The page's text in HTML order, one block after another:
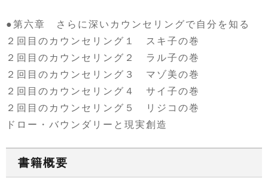
●第六章 さらに深いカウンセリングで自分を知る
２回目のカウンセリング１ スキ子の巻
２回目のカウンセリング２ ラル子の巻
２回目のカウンセリング３ マゾ美の巻
２回目のカウンセリング４ サイ子の巻
２回目のカウンセリング５ リジコの巻
ドロー・バウンダリーと現実創造
書籍概要